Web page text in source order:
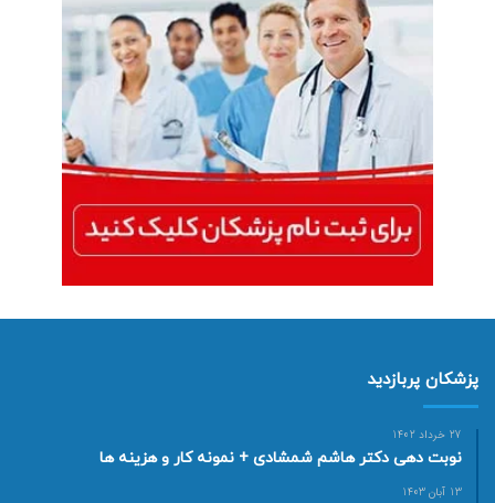
پزشکان پربازدید
27 خرداد 1402
نوبت دهی دکتر هاشم شمشادی + نمونه کار و هزینه ها
13 آبان 1403